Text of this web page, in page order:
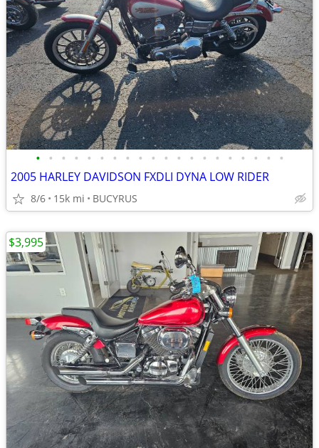
• • • • • • • • • • • • • • • • • • • •
2005 HARLEY DAVIDSON FXDLI DYNA LOW RIDER
8/6 15k mi BUCYRUS
$3,995